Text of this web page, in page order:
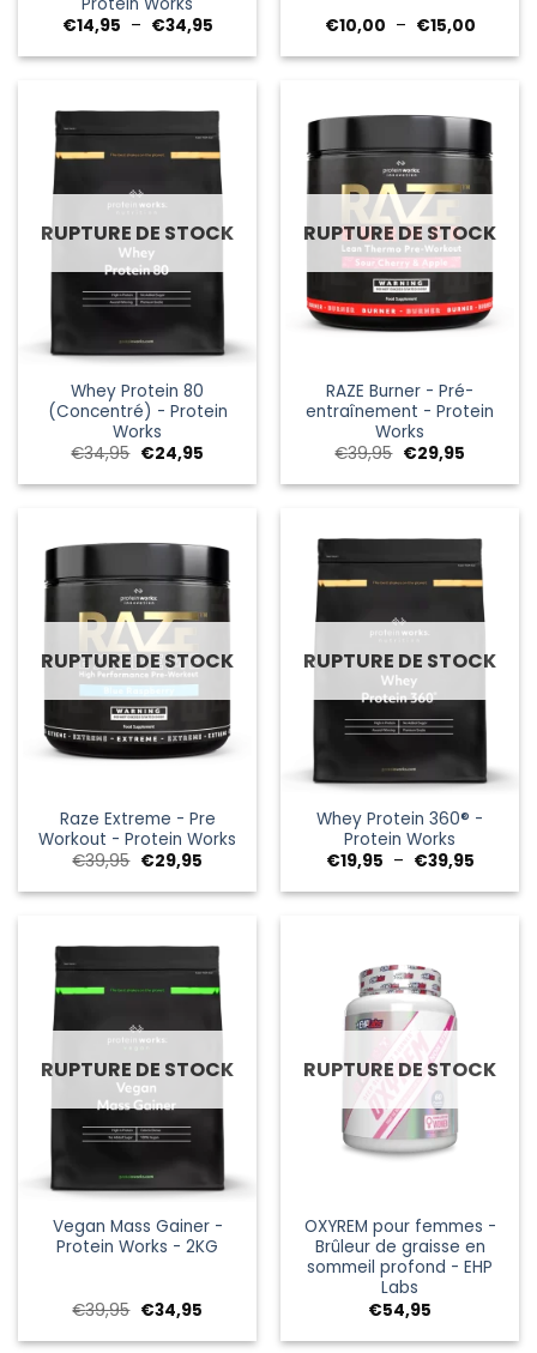
€14,95 – €34,95Plage
prix :
€10,00 – €15,00Plage
prix :
RUPTURE DE STOCK
Whey Protein 80
(Concentré) - Protein
Works
€34,95 Le
initial
€24,95Le
actuel
€24,95.
RUPTURE DE STOCK
RAZE Burner - Pré-
entraînement - Protein
Works
€39,95 Le
initial
€29,95Le
actuel
€29,95.
RUPTURE DE STOCK
Raze Extreme - Pre
Workout - Protein Works
€39,95 Le
initial
€29,95Le
actuel
€29,95.
RUPTURE DE STOCK
Whey Protein 360® -
Protein Works
€19,95 – €39,95Plage
prix :
RUPTURE DE STOCK
Vegan Mass Gainer -
Protein Works - 2KG
€39,95 Le
initial
€34,95Le
actuel
RUPTURE DE STOCK
OXYREM pour femmes -
Brûleur de graisse en
sommeil profond - EHP
Labs
€54,95